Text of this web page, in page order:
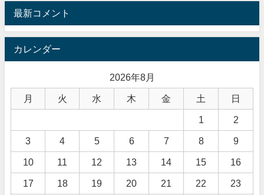
最新コメント
カレンダー
2026年8月
月 火 水 木 金 土 日
1 2
3 4 5 6 7 8 9
10 11 12 13 14 15 16
17 18 19 20 21 22 23